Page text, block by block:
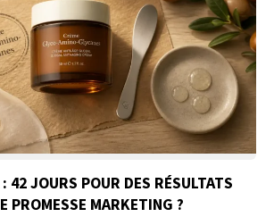
42 JOURS POUR DES RÉSULTATS
PROMESSE MARKETING ?